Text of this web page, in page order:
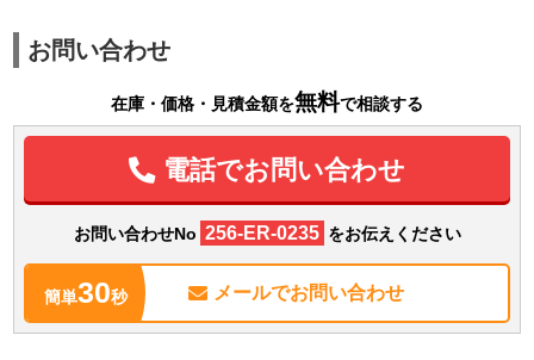
お問い合わせ
在庫・価格・見積金額を無料で相談する
簡単30秒 メールでお問い合わせ
電話でお問い合わせ
お問い合わせNo 256-ER-0235 をお伝えください